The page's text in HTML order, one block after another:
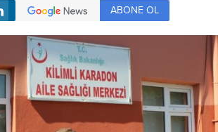
ABONE OL